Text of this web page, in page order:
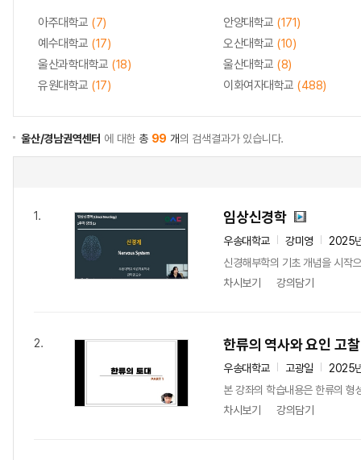
아주대학교 (7) 안양대학교 (171)
예수대학교 (17) 오산대학교 (10)
울산과학대학교 (18) 울산대학교 (8)
유원대학교 (17) 이화여자대학교 (488)
울산/경남권역센터 에 대한 총 99 개의 검색결과가 있습니다.
1. 임상신경학
우송대학교 강미영
2025
신경해부학의 기초 개념을 시작
차시보기
강의담기
2. 한류의 역사와 요인 고찰
우송대학교 고광일
2025
본 강좌의 학습내용은 한류의
차시보기
강의담기